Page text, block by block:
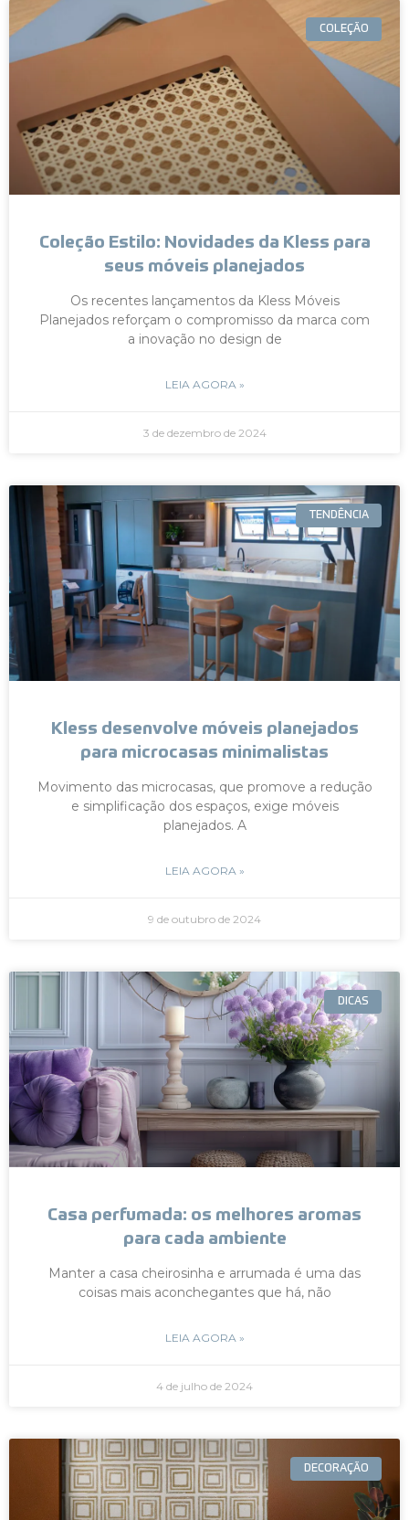
COLEÇÃO
Coleção Estilo: Novidades da Kless para
seus móveis planejados
Os recentes lançamentos da Kless Móveis
Planejados reforçam o compromisso da marca com
a inovação no design de
LEIA AGORA »
3 de dezembro de 2024
TENDÊNCIA
Kless desenvolve móveis planejados
para microcasas minimalistas
Movimento das microcasas, que promove a redução
e simplificação dos espaços, exige móveis
planejados. A
LEIA AGORA »
9 de outubro de 2024
DICAS
Casa perfumada: os melhores aromas
para cada ambiente
Manter a casa cheirosinha e arrumada é uma das
coisas mais aconchegantes que há, não
LEIA AGORA »
4 de julho de 2024
DECORAÇÃO